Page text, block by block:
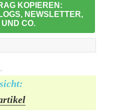
KOPIEREN:
NEWSLETTER,
CO.
-